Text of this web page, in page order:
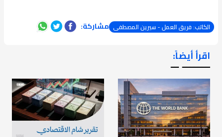
الكاتب: فريق العمل - سيرين المصطفى مشاركة:
اقرأ أيضاً:
ـــــــ ــ